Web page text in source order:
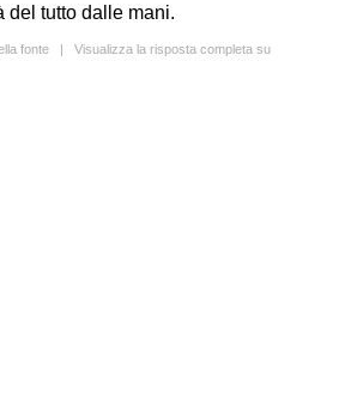
del tutto dalle mani.
fonte | Visualizza la risposta completa su